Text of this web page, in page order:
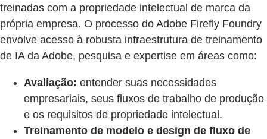
treinadas com a propriedade intelectual de marca da
própria empresa. O processo do Adobe Firefly Foundry
envolve acesso à robusta infraestrutura de treinamento
de IA da Adobe, pesquisa e expertise em áreas como:
Avaliação: entender suas necessidades
empresariais, seus fluxos de trabalho de produção
e os requisitos de propriedade intelectual.
Treinamento de modelo e design de fluxo de